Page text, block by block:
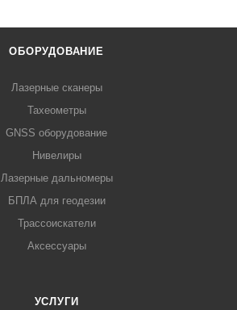
ОБОРУДОВАНИЕ
Лазерные сканеры
Тахеометры
GNSS оборудование
Нивелиры
Лазерные дальномеры
БПЛА для геодезии
Трассоискатели
Аксессуары
УСЛУГИ